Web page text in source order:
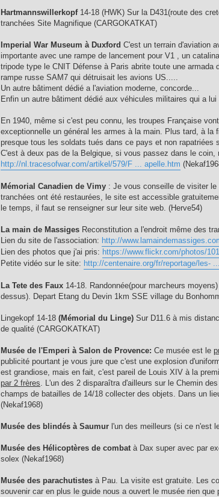
Hartmannswillerkopf14-18 (HWK) Sur la D431(route des
tranchées Site Magnifique (CARGOKATKAT)
Imperial War Museum à Duxford C'est un terrain d'aviation
importante avec une rampe de lancement pour V1 , un
tripode type le CNIT Défense à Paris abrite toute une
rampe russe SAM7 qui détruisait les avions US.....
Un autre bâtiment dédié a l'aviation moderne, concorde...
Enfin un autre bâtiment dédié aux véhicules militaires qui a
En 1940, même si c'est peu connu, les troupes Française
exceptionnelle un général les armes à la main. Plus tard, à
presque tous les soldats tués dans ce pays et non
C'est à deux pas de la Belgique, si vous passez dans le coin,
http://nl.tracesofwar.com/artikel/579/F ... apelle.htm
Mémorial Canadien de Vimy : Je vous conseille de visiter
tranchées ont été restaurées, le site est accessible
le temps, il faut se renseigner sur leur site web. (Herve54)
La main de Massiges Reconstitution a l'endroit même des
Lien du site de l'association: http://
Lien des photos que j'ai pris: https://www.flickr.com/photos/
Petite vidéo sur le site: http://centenaire.org/fr/reportage/les-
La Tete des Faux 14-18. Randonnée(pour marcheurs
dessus). Depart Etang du Devin 1km SSE village du
Lingekopf 14-18(Mémorial du Linge) Sur D11.6 à mis
de qualité (CARGOKATKAT)
Musée de l'Emperi à Salon de Provence: Ce musée est le
publicité pourtant je vous jure que c'est une explosion
est grandiose, mais en fait, c'est pareil de Louis XIV à la
par 2 frères. L'un des 2 disparaîtra d'ailleurs sur le Chemin
champs de batailles de 14/18 collecter des objets. Dans un
(Nekaf1968)
Musée des blindés à Saumur l'un des meilleurs (si ce n'est
Musée des Hélicoptères de combatà Dax super avec par
solex (Nekaf1968)
Musée des parachutistes à Pau. La visite est gratuite. Les
souvenir car en plus le guide nous a ouvert le musée rien